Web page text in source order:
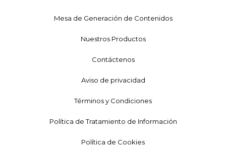
Mesa de Generación de Contenidos
Nuestros Productos
Contáctenos
Aviso de privacidad
Términos y Condiciones
Política de Tratamiento de Información
Política de Cookies